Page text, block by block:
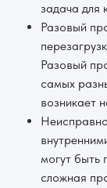
задача для
Разовый
Разовый
самых
возникает
могут быть
сложная